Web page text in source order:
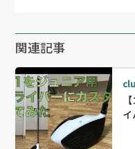
関連記事